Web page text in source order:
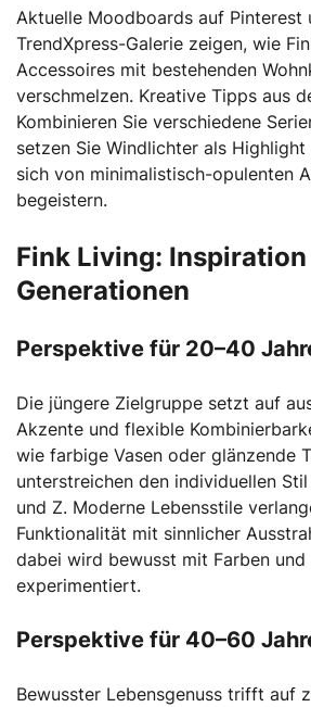
Aktuelle Moodboards auf Pinterest
TrendXpress-Galerie zeigen, wie
Accessoires mit bestehenden
verschmelzen. Kreative Tipps aus
Kombinieren Sie verschiedene
setzen Sie Windlichter als Highlight
sich von minimalistisch-opulenten
begeistern.
Fink Living:
Generationen
Perspektive für 20–40
Die jüngere Zielgruppe setzt auf
Akzente und flexible
wie farbige Vasen oder glänzende
unterstreichen den individuellen
und Z. Moderne Lebensstile
Funktionalität mit sinnlicher
dabei wird bewusst mit Farben und
experimentiert.
Perspektive für 40–60
Bewusster Lebensgenuss trifft auf